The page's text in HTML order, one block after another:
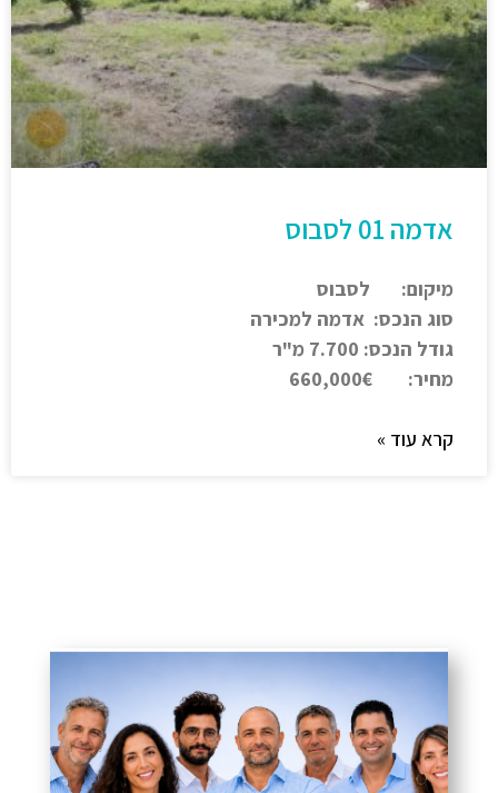
אדמה 01 לסבוס
מיקום: לסבוס
סוג הנכס: אדמה למכירה
גודל הנכס: 7.700 מ"ר
מחיר: 660,000€
קרא עוד »